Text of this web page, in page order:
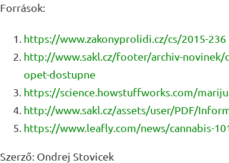
Források:
https://www.zakonyprolidi.cz/cs/2015-236
http://www.sakl.cz/footer/archiv-novinek/
opet-dostupne
https://science.howstuffworks.com/
http://www.sakl.cz/assets/user/PDF/
https://www.leafly.com/news/cannabis-
Szerző: Ondrej Stovicek